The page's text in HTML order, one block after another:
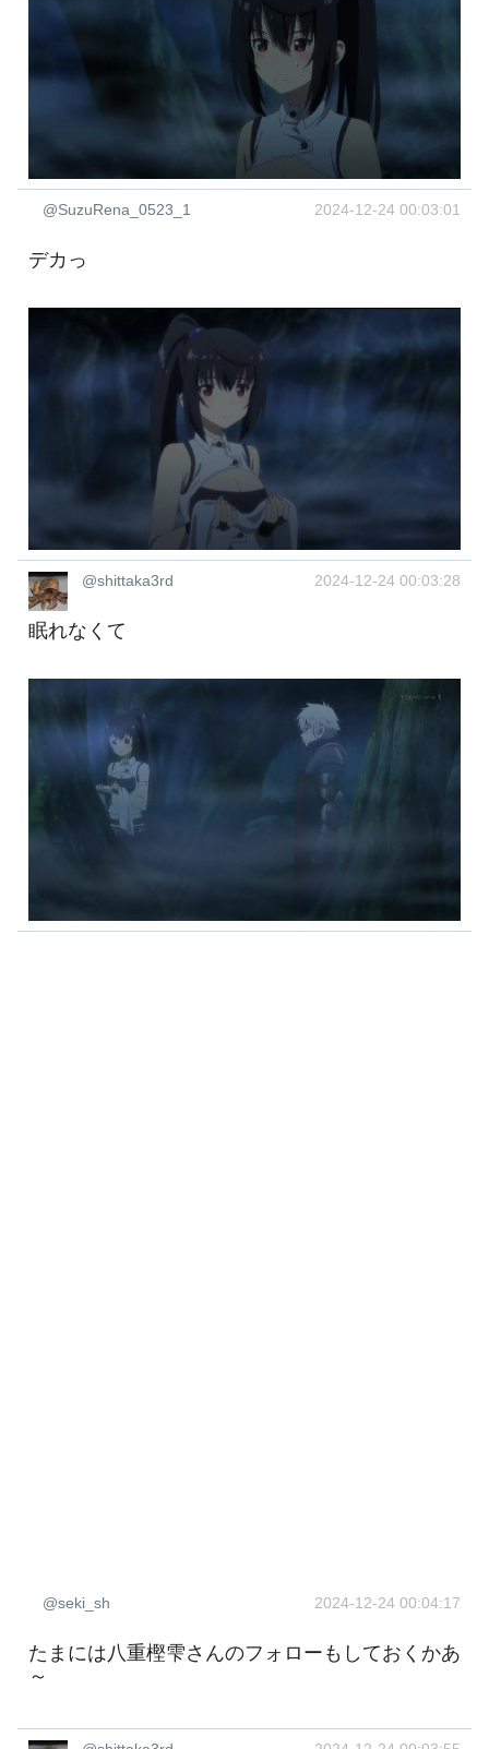
@SuzuRena_0523_1 2024-12-24 00:03:01
デカっ
@shittaka3rd 2024-12-24 00:03:28
眠れなくて
@seki_sh 2024-12-24 00:04:17
たまには八重樫雫さんのフォローもしておくかあ
～